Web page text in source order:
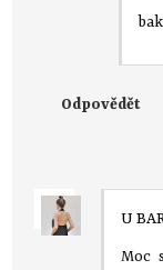
Odpovědět
U
Moc